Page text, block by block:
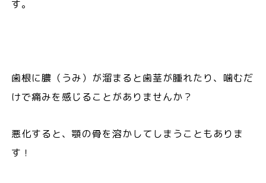
す。
歯根に膿（うみ）が溜まると歯茎が腫れたり、噛むだ
けで痛みを感じることがありませんか？
悪化すると、顎の骨を溶かしてしまうこともありま
す！